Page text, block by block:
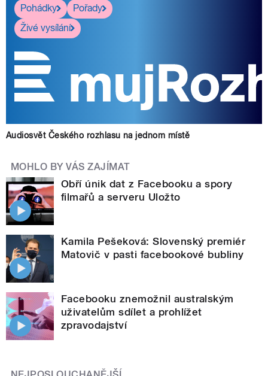
Pohádky
Pořady
Živé vysílání
Audiosvět Českého rozhlasu na jednom místě
MOHLO BY VÁS ZAJÍMAT
Obří únik dat z Facebooku a spory
filmařů a serveru Uložto
Kamila Pešeková: Slovenský premiér
Matovič v pasti facebookové bubliny
Facebooku znemožnil australským
uživatelům sdílet a prohlížet
zpravodajství